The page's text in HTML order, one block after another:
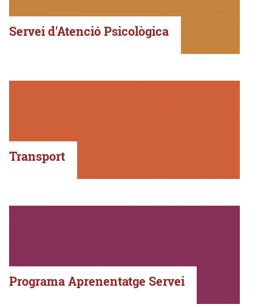
Servei d'Atenció Psicològica
Transport
Programa Aprenentatge Servei